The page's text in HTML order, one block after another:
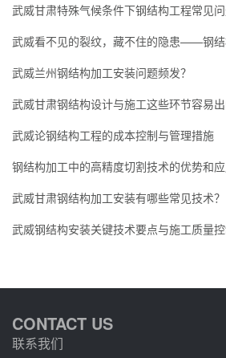
武威甘肃特殊气候条件下钢结构工程常见
武威看不见的裂纹，藏不住的隐患——钢结
武威兰州钢结构加工安装问题频发？
武威甘肃钢结构设计与施工这些环节容易
武威论钢结构工程的成本控制与管理措施
钢结构加工中的高精度切割技术的优势和
武威甘肃钢结构加工安装有哪些常见技术？
武威钢结构安装关键技术要点与施工质量
CONTACT US
联系我们